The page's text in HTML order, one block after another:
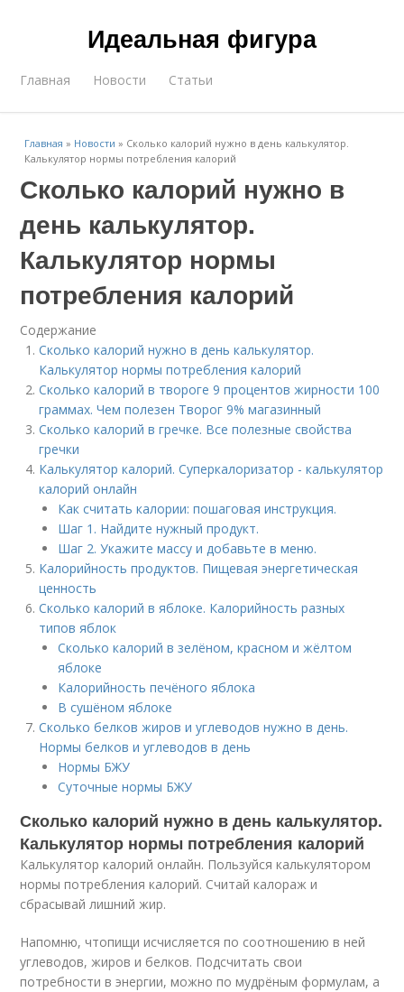
Идеальная фигура
Главная Новости Статьи
Главная » Новости » Сколько калорий нужно в день калькулятор.
Калькулятор нормы потребления калорий
Сколько калорий нужно в
день калькулятор.
Калькулятор нормы
потребления калорий
Содержание
Сколько калорий нужно в день калькулятор.
Калькулятор нормы потребления калорий
Сколько калорий в твороге 9 процентов жирности 100
граммах. Чем полезен Творог 9% магазинный
Сколько калорий в гречке. Все полезные свойства
гречки
Калькулятор калорий. Суперкалоризатор - калькулятор
калорий онлайн
Как считать калории: пошаговая инструкция.
Шаг 1. Найдите нужный продукт.
Шаг 2. Укажите массу и добавьте в меню.
Калорийность продуктов. Пищевая энергетическая
ценность
Сколько калорий в яблоке. Калорийность разных
типов яблок
Сколько калорий в зелёном, красном и жёлтом
яблоке
Калорийность печёного яблока
В сушёном яблоке
Сколько белков жиров и углеводов нужно в день.
Нормы белков и углеводов в день
Нормы БЖУ
Суточные нормы БЖУ
Сколько калорий нужно в день калькулятор.
Калькулятор нормы потребления калорий
Калькулятор калорий онлайн. Пользуйся калькулятором
нормы потребления калорий. Считай калораж и
сбрасывай лишний жир.
Напомню, чтопищи исчисляется по соотношению в ней
углеводов, жиров и белков. Подсчитать свои
потребности в энергии, можно по мудрёным формулам, а